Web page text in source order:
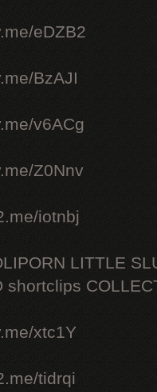
eDZB2
BzAJI
v6ACg
Z0Nnv
iotnbj
LITTLE
shortclips
xtc1Y
tidrqi